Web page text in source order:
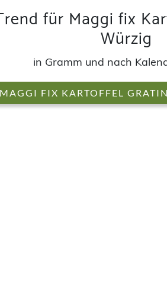
für Maggi fix
Würzig
in Gramm und nach
FIX KARTOFFEL